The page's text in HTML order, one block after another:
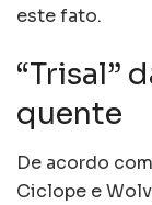
este fato.
“Trisal”
quente
De acordo
Ciclope e